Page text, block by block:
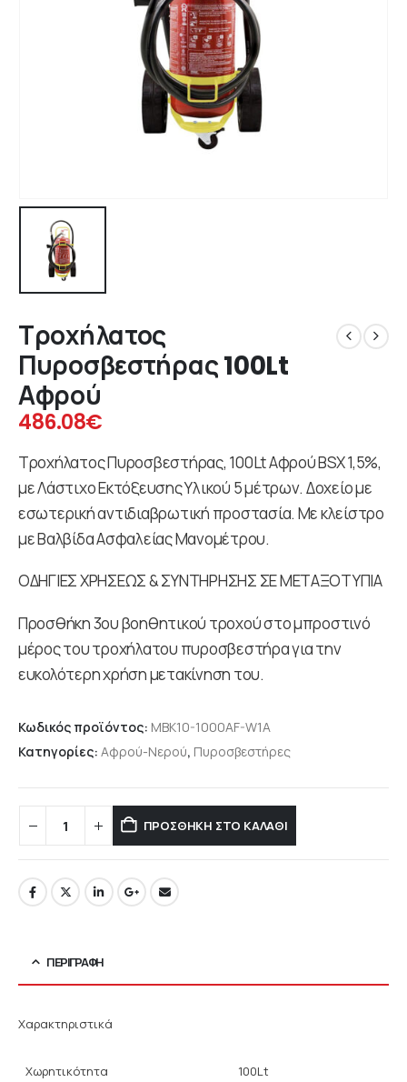
Τροχήλατος
Πυροσβεστήρας 100Lt
Αφρού
486.08€
Τροχήλατος Πυροσβεστήρας, 100Lt Αφρού BSX 1,5%,
με Λάστιχο Εκτόξευσης Υλικού 5 μέτρων. Δοχείο με
εσωτερική αντιδιαβρωτική προστασία. Με κλείστρο
με Βαλβίδα Ασφαλείας Μανομέτρου.
ΟΔΗΓΙΕΣ ΧΡΗΣΕΩΣ & ΣΥΝΤΗΡΗΣΗΣ ΣΕ ΜΕΤΑΞΟΤΥΠΙΑ
Προσθήκη 3ου βοηθητικού τροχού στο μπροστινό
μέρος του τροχήλατου πυροσβεστήρα για την
ευκολότερη χρήση μετακίνηση του.
Κωδικός προϊόντος: MBK10-1000AF-W1A
Κατηγορίες: Αφρού-Νερού, Πυροσβεστήρες
ΠΡΟΣΘΉΚΗ ΣΤΟ ΚΑΛΆΘΙ
ΠΕΡΙΓΡΑΦΉ
Χαρακτηριστικά
Χωρητικότητα 100Lt